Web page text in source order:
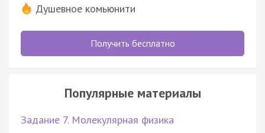
Душевное комьюнити
Получить бесплатно
Популярные материалы
Задание 7. Молекулярная физика